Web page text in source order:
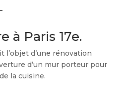
à Paris 17e.
l’objet d’une rénovation
d’un mur porteur pour
la cuisine.